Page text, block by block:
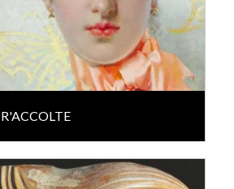
R'ACCOLTE